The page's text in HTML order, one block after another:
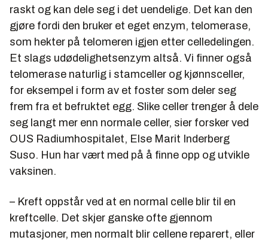
raskt og kan dele seg i det uendelige. Det kan den
gjøre fordi den bruker et eget enzym, telomerase,
som hekter på telomeren igjen etter celledelingen.
Et slags udødelighetsenzym altså. Vi finner også
telomerase naturlig i stamceller og kjønnsceller,
for eksempel i form av et foster som deler seg
frem fra et befruktet egg. Slike celler trenger å dele
seg langt mer enn normale celler, sier forsker ved
OUS Radiumhospitalet, Else Marit Inderberg
Suso. Hun har vært med på å finne opp og utvikle
vaksinen.
– Kreft oppstår ved at en normal celle blir til en
kreftcelle. Det skjer ganske ofte gjennom
mutasjoner, men normalt blir cellene reparert, eller